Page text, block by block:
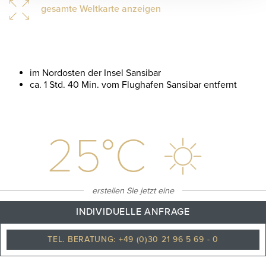
erstellen Sie jetzt eine
INDIVIDUELLE ANFRAGE
TEL. BERATUNG: +49 (0)30 21 96 5 69 - 0
gesamte Weltkarte anzeigen
im Nordosten der Insel Sansibar
ca. 1 Std. 40 Min. vom Flughafen Sansibar entfernt
25°C
Klarer himmel